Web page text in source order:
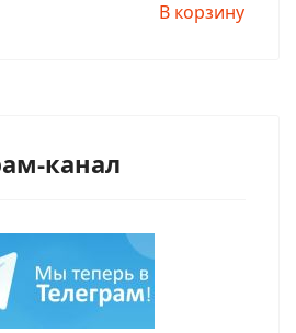
В корзину
канал